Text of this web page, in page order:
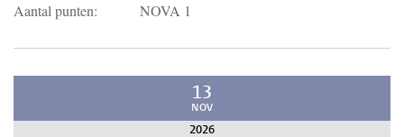
Aantal punten:
NOVA 1
13
NOV
2026